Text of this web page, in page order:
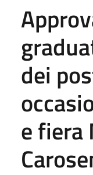
dei
e fiera